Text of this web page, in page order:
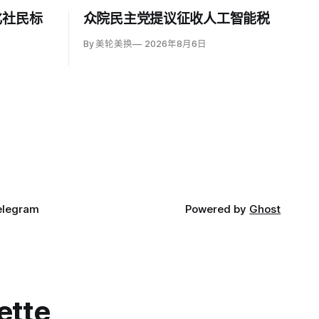
民标 众院民主党提议征收人工智能税
By 美轮美换 2026年8月6日
Powered by Ghost